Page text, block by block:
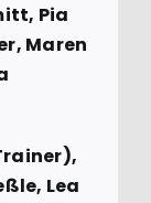
Pia
Maren
Lea